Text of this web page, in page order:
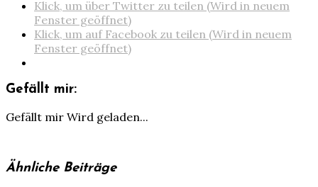
Klick, um über Twitter zu teilen (Wird in neuem
Fenster geöffnet)
Klick, um auf Facebook zu teilen (Wird in neuem
Fenster geöffnet)
Gefällt mir:
Gefällt mir Wird geladen...
Ähnliche Beiträge